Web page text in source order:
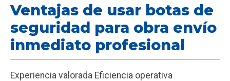
Ventajas de usar botas de
seguridad para obra envío
inmediato profesional
Experiencia valorada Eficiencia operativa